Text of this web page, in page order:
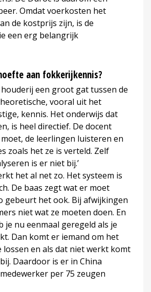
Omdat voerkosten het
de kostprijs zijn, is de
een erg belangrijk
aan fokkerijkennis?
houderij een groot gat tussen de
vooral uit het
kennis. Het onderwijs dat
is heel directief. De docent
de leerlingen luisteren en
zoals het ze is verteld. Zelf
is er niet bij.’
het al net zo. Het systeem is
De baas zegt wat er moet
gebeurt het ook. Bij afwijkingen
niet wat ze moeten doen. En
je nu eenmaal geregeld als je
Dan komt er iemand om het
lossen en als dat niet werkt komt
Daardoor is er in China
per 75 zeugen